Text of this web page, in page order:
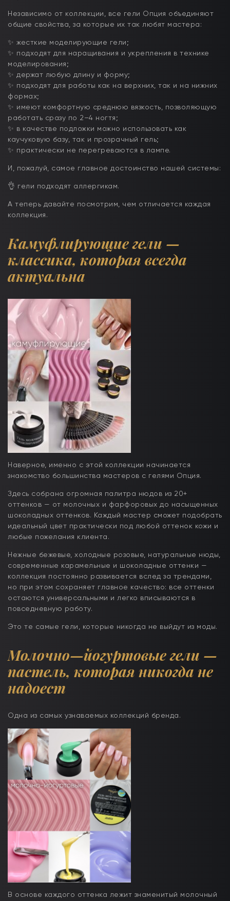
Независимо от коллекции, все гели Опция объединяют
общие свойства, за которые их так любят мастера:
✨ жесткие моделирующие гели;
✨ подходят для наращивания и укрепления в технике
моделирования;
✨ держат любую длину и форму;
✨ подходят для работы как на верхних, так и на нижних
формах;
✨ имеют комфортную среднюю вязкость, позволяющую
работать сразу по 2–4 ногтя;
✨ в качестве подложки можно использовать как
каучуковую базу, так и прозрачный гель;
✨ практически не перегреваются в лампе.
И, пожалуй, самое главное достоинство нашей системы:
👌 гели подходят аллергикам.
А теперь давайте посмотрим, чем отличается каждая
коллекция.
Камуфлирующие гели —
классика, которая всегда
актуальна
Наверное, именно с этой коллекции начинается
знакомство большинства мастеров с гелями Опция.
Здесь собрана огромная палитра нюдов из 20+
оттенков — от молочных и фарфоровых до насыщенных
шоколадных оттенков. Каждый мастер сможет подобрать
идеальный цвет практически под любой оттенок кожи и
любые пожелания клиента.
Нежные бежевые, холодные розовые, натуральные нюды,
современные карамельные и шоколадные оттенки —
коллекция постоянно развивается вслед за трендами,
но при этом сохраняет главное качество: все оттенки
остаются универсальными и легко вписываются в
повседневную работу.
Это те самые гели, которые никогда не выйдут из моды.
Молочно—йогуртовые гели —
пастель, которая никогда не
надоест
Одна из самых узнаваемых коллекций бренда.
В основе каждого оттенка лежит знаменитый молочный